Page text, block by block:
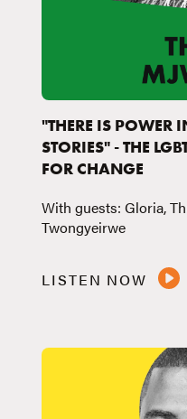
"THERE IS POWER
STORIES" - THE
FOR CHANGE
With guests: Gloria,
Twongyeirwe
LISTEN NOW